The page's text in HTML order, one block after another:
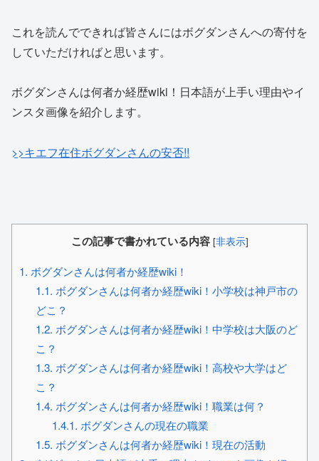
これを読んでできれば皆さんにはボグダンさんへの寄付を
していただければと思います。
ボグダンさんは何者か経歴wiki！日本語が上手い理由やイ
ンスタ画像を紹介します。
>>キエフ在住ボグダンさんの安否!!
この記事で書かれている内容 [非表示]
1. ボグダンさんは何者か経歴wiki！
1.1. ボグダンさんは何者か経歴wiki！小学校は神戸市の
どこ？
1.2. ボグダンさんは何者か経歴wiki！中学校は大阪のど
こ？
1.3. ボグダンさんは何者か経歴wiki！高校や大学はど
こ？
1.4. ボグダンさんは何者か経歴wiki！職業は何？
1.4.1. ボグダンさんの現在の職業
1.5. ボグダンさんは何者か経歴wiki！現在の活動